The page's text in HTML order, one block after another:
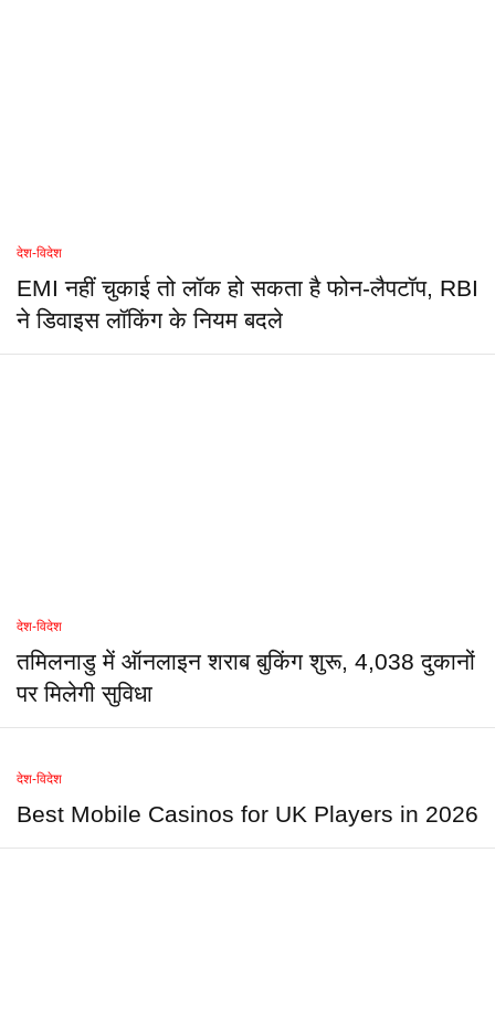
देश-विदेश
EMI नहीं चुकाई तो लॉक हो सकता है फोन-लैपटॉप, RBI
ने डिवाइस लॉकिंग के नियम बदले
देश-विदेश
तमिलनाडु में ऑनलाइन शराब बुकिंग शुरू, 4,038 दुकानों
पर मिलेगी सुविधा
देश-विदेश
Best Mobile Casinos for UK Players in 2026